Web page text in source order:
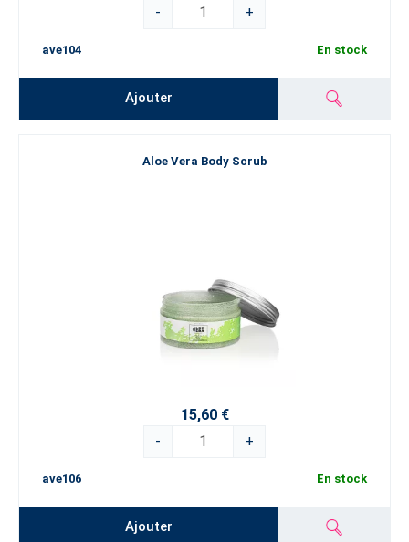
-
+
ave104 En stock
Ajouter
Aloe Vera Body Scrub
15,60 €
-
+
ave106 En stock
Ajouter